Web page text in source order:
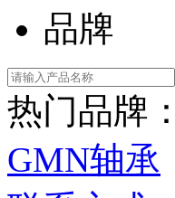
品牌
热门品牌：
GMN轴承